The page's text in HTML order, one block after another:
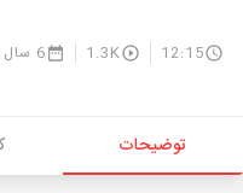
12:15
1.3K 6 سال پیش
توضیحات